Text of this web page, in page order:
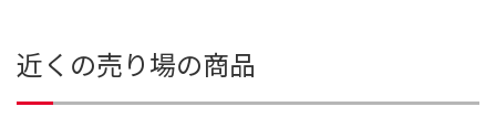
近くの売り場の商品